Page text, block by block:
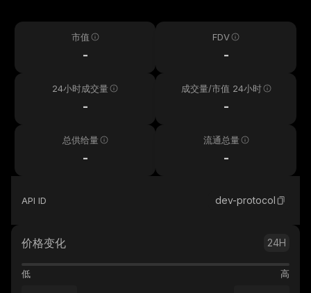
市值
-
FDV
-
24小时成交量
-
成交量/市值 24小时
-
总供给量
-
流通总量
-
API ID dev-protocol
价格变化 24H
低 高